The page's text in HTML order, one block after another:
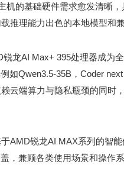
机的基础硬件需求愈发清晰
推理能力出色的本地模型和
龙AI Max+ 395处理器成为
如Qwen3.5-35B，Coder
云端算力与隐私瓶颈的同时
AMD锐龙AI MAX系列的智
，兼顾各类使用场景和操作